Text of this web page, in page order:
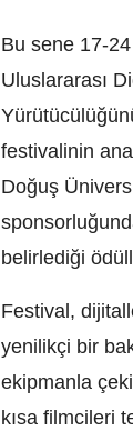
Bu sene 17-
Uluslararası
festivalinin
Doğuş
belirlediği
Festival,
yenilikçi bir
ekipmanla
kısa filmcileri